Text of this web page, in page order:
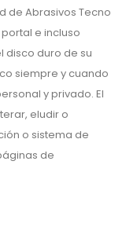
de Abrasivos Tecno
e incluso
disco duro de su
siempre y cuando
y privado. El
eludir o
o sistema de
de